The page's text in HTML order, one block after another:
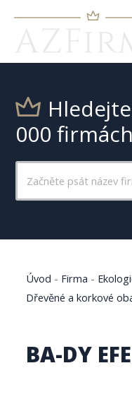
000
Úvod - Firma -
Dřevěné a korkové
BA-DY